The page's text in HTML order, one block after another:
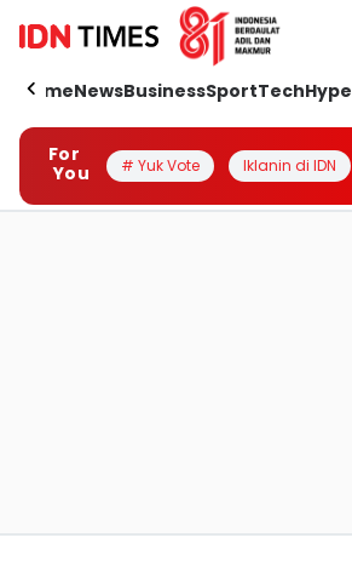
HomeNewsBusinessSportTechHype
For
You
# Yuk Vote Iklanin di IDN